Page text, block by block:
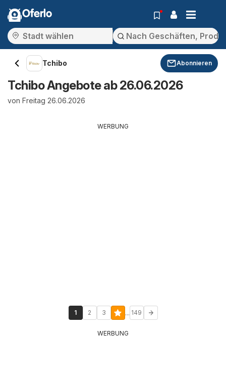
Oferlo
Tchibo Abonnieren
Tchibo Angebote ab 26.06.2026
von Freitag 26.06.2026
WERBUNG
1 2 3 ... 149
WERBUNG